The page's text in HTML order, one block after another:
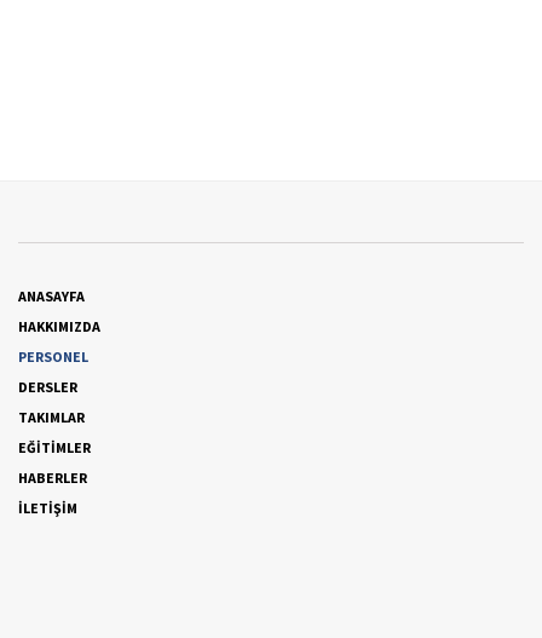
ANASAYFA
HAKKIMIZDA
PERSONEL
DERSLER
TAKIMLAR
EĞİTİMLER
HABERLER
İLETİŞİM